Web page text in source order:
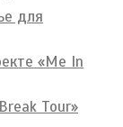
для
«Me In
Tour»